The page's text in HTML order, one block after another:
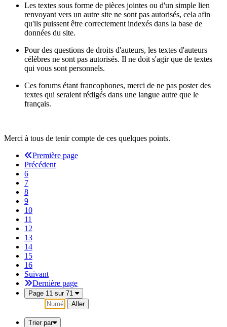
Les textes sous forme de pièces jointes ou d'un simple lien
renvoyant vers un autre site ne sont pas autorisés, cela afin
qu'ils puissent être correctement indexés dans la base de
données du site.
Pour des questions de droits d'auteurs, les textes d'auteurs
célèbres ne sont pas autorisés. Il ne doit s'agir que de textes
qui vous sont personnels.
Ces forums étant francophones, merci de ne pas poster des
textes qui seraient rédigés dans une langue autre que le
français.
Merci à tous de tenir compte de ces quelques points.
Première page
Précédent
6
7
8
9
10
11
12
13
14
15
16
Suivant
Dernière page
Page 11 sur 71
Aller
Trier par